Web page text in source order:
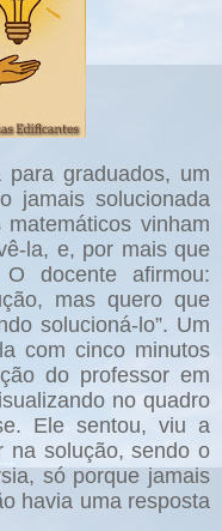
para graduados, um
jamais solucionada
vinham
la, e, por mais que
docente afirmou:
mas quero que
solucioná-lo”. Um
com cinco minutos
do professor em
no quadro
Ele sentou, viu a
na solução, sendo o
só porque jamais
havia uma resposta